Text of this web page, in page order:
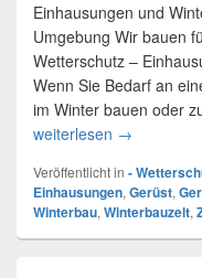
Einhausungen und
Umgebung Wir bauen
Wetterschutz –
Wenn Sie Bedarf an
im Winter bauen oder
weiterlesen →
Veröffentlicht in -
Einhausungen, Gerüst,
Winterbau, Winterbauzelt,